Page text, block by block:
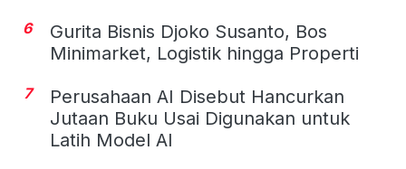
6
Gurita Bisnis Djoko Susanto, Bos
Minimarket, Logistik hingga Properti
7
Perusahaan AI Disebut Hancurkan
Jutaan Buku Usai Digunakan untuk
Latih Model AI